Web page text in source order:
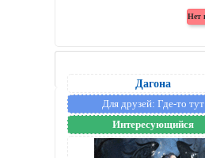
Дагона
Для друзей: Где-то тут
Интересующийся